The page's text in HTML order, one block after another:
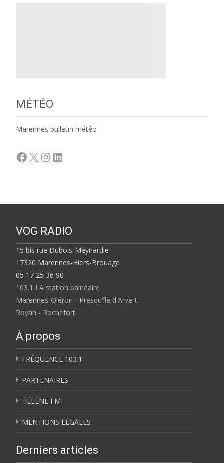
MÉTÉO
Marennes bulletin météo
Facebook
X Instagram
LinkedIn
VOG RADIO
15 bis rue Dubois-Meynardie
17320 Marennes-Hiers-Brouage
05 17 25 36 90
103.1 LA station balnéaire
Marennes-Oléron - Presqu'île d'Arvert
Royan - Rochefort
À propos
FRÉQUENCE 103.1
PARTENAIRES
HÉLÈNE FM
MENTIONS LÉGALES
Derniers articles